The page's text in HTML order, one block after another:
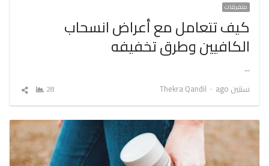
متفرقات
كيف تتعامل مع أعراض انسحاب
الكافيين وطرق تخفيفه
…
سنتين ago
Author
Thekra Qandil
28
شارك